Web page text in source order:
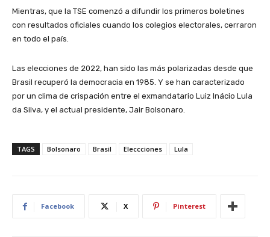
Mientras, que la TSE comenzó a difundir los primeros boletines
con resultados oficiales cuando los colegios electorales, cerraron
en todo el país.
Las elecciones de 2022, han sido las más polarizadas desde que
Brasil recuperó la democracia en 1985. Y se han caracterizado
por un clima de crispación entre el exmandatario Luiz Inácio Lula
da Silva, y el actual presidente, Jair Bolsonaro.
TAGS Bolsonaro Brasil Eleccciones Lula
Facebook X Pinterest